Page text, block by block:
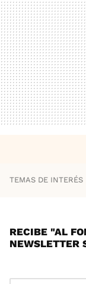
TEMAS DE INTERÉS
RECIBE "AL
NEWSLETTER